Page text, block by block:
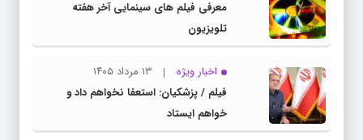
معرفی فیلم های سینمایی آخر هفته
تلویزیون
اخبار ویژه
۱۳ مرداد ۱۴۰۵
فیلم / پزشکیان: استعفا نخواهم داد و
خواهم ایستاد